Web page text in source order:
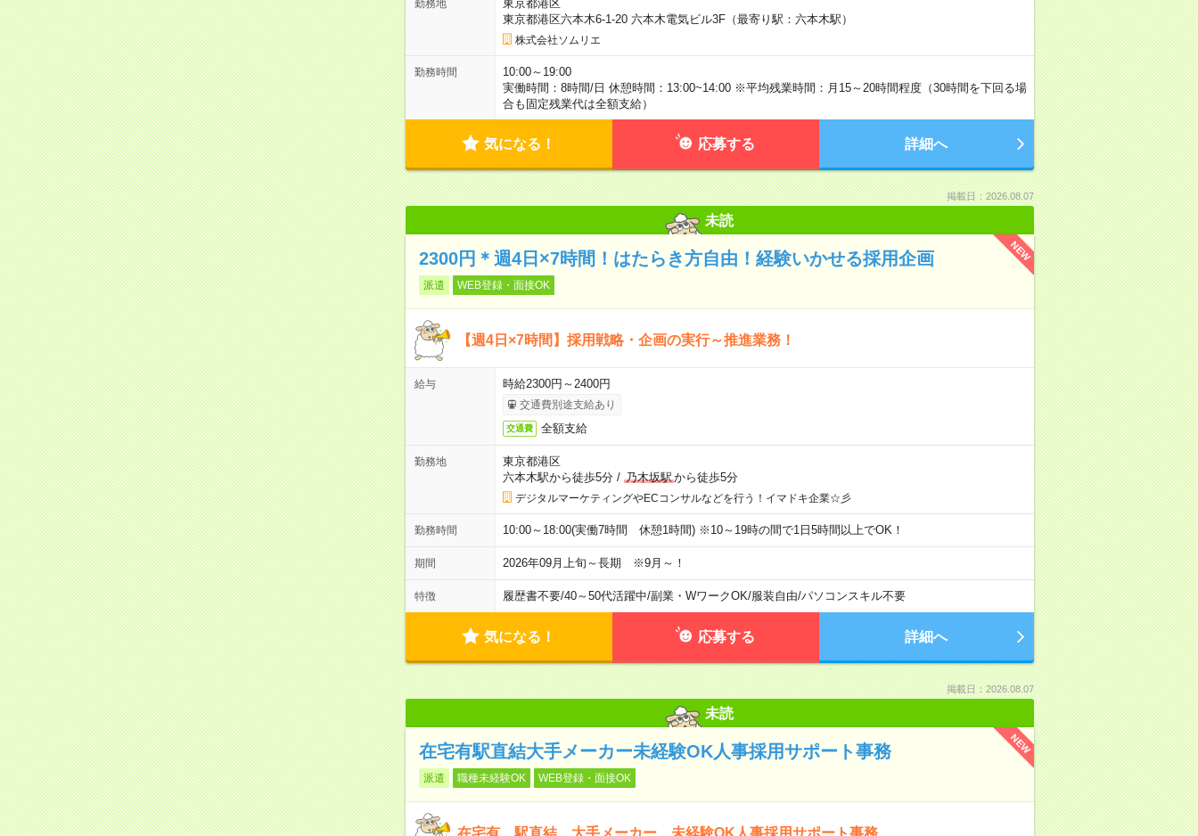
勤務地
東京都港区
東京都港区六本木6-1-20 六本木電気ビル3F（最寄り駅：六本木駅）
株式会社ソムリエ
勤務時間
10:00～19:00
実働時間：8時間/日 休憩時間：13:00~14:00 ※平均残業時間：月15～20時間程度（30時間を下回る場
合も固定残業代は全額支給）
気になる！ 応募する 詳細へ
掲載日：2026.08.07
未読
NEW
2300円＊週4日×7時間！はたらき方自由！経験いかせる採用企画
派遣 WEB登録・面接OK
【週4日×7時間】採用戦略・企画の実行～推進業務！
給与 時給2300円～2400円
交通費別途支給あり
交通費 全額支給
勤務地
東京都港区
六本木駅から徒歩5分/ 乃木坂駅から徒歩5分
デジタルマーケティングやECコンサルなどを行う！イマドキ企業☆彡
勤務時間 10:00～18:00(実働7時間 休憩1時間) ※10～19時の間で1日5時間以上でOK！
期間 2026年09月上旬～長期 ※9月～！
特徴 履歴書不要/40～50代活躍中/副業・WワークOK/服装自由/パソコンスキル不要
気になる！ 応募する 詳細へ
掲載日：2026.08.07
未読
NEW
在宅有駅直結大手メーカー未経験OK人事採用サポート事務
派遣 職種未経験OK WEB登録・面接OK
在宅有 駅直結 大手メーカー 未経験OK人事採用サポート事務